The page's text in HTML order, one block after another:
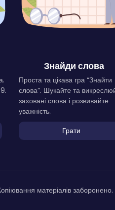
Знайди слова
Проста та цікава гра “Знайти
слова”. Шукайте та
заховані слова і розвивайте
уважність.
Грати
матеріалів заборонено.